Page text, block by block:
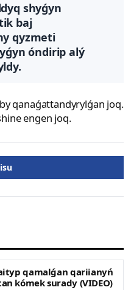
shyǵyn
baj
qyzmeti
óndirip alý
qanaǵattandyrylǵan joq.
engen joq.
qamalǵan qariianyń
kómek surady (VIDEO)